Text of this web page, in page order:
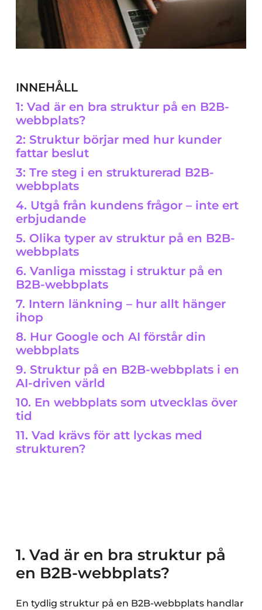
INNEHÅLL
1: Vad är en bra struktur på en B2B-
webbplats?
2: Struktur börjar med hur kunder
fattar beslut
3: Tre steg i en strukturerad B2B-
webbplats
4. Utgå från kundens frågor – inte ert
erbjudande
5. Olika typer av struktur på en B2B-
webbplats
6. Vanliga misstag i struktur på en
B2B-webbplats
7. Intern länkning – hur allt hänger
ihop
8. Hur Google och AI förstår din
webbplats
9. Struktur på en B2B-webbplats i en
AI-driven värld
10. En webbplats som utvecklas över
tid
11. Vad krävs för att lyckas med
strukturen?
1. Vad är en bra struktur på
en B2B-webbplats?
En tydlig struktur på en B2B-webbplats handlar